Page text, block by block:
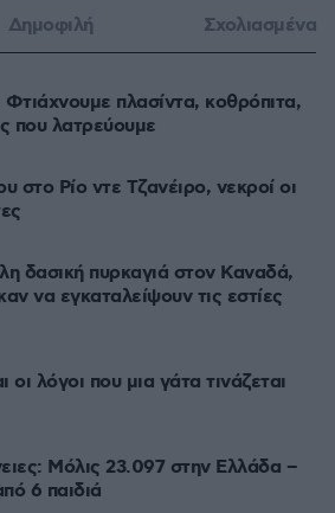
Δημοφιλή Σχολιασμένα
Φτιάχνουμε πλασίντα, κοθρόπιτα,
που λατρεύουμε
στο Ρίο ντε Τζανέιρο, νεκροί οι
δασική πυρκαγιά στον Καναδά,
να εγκαταλείψουν τις εστίες
οι λόγοι που μια γάτα τινάζεται
Μόλις 23.097 στην Ελλάδα –
6 παιδιά